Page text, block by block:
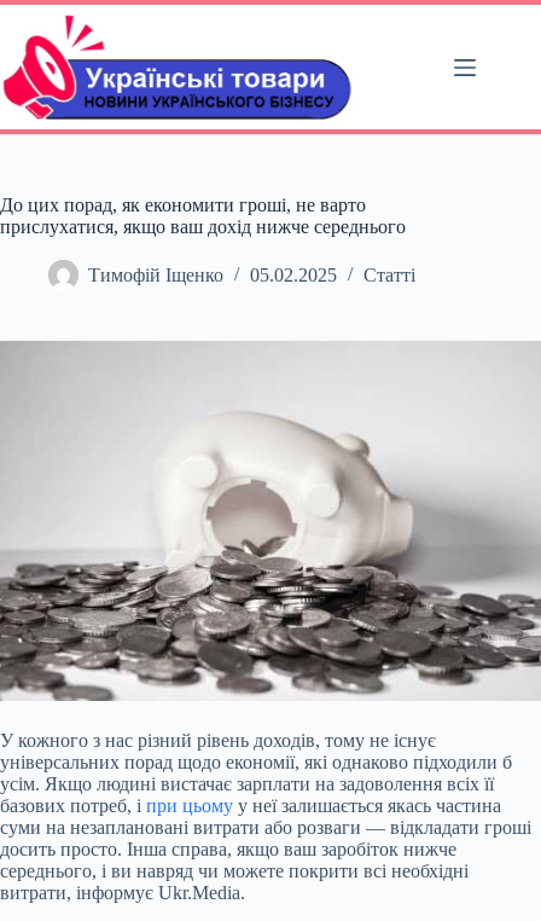
Перейти
вмісту
До цих порад, як економити гроші, не варто
прислухатися, якщо ваш дохід нижче середнього
Тимофій Іщенко 05.02.2025 Статті
У кожного з нас різний рівень доходів, тому не існує
універсальних порад щодо економії, які однаково підходили б
усім. Якщо людині вистачає зарплати на задоволення всіх її
базових потреб, і при цьому у неї залишається якась частина
суми на незаплановані витрати або розваги — відкладати гроші
досить просто. Інша справа, якщо ваш заробіток нижче
середнього, і ви навряд чи можете покрити всі необхідні
витрати, інформує Ukr.Media.